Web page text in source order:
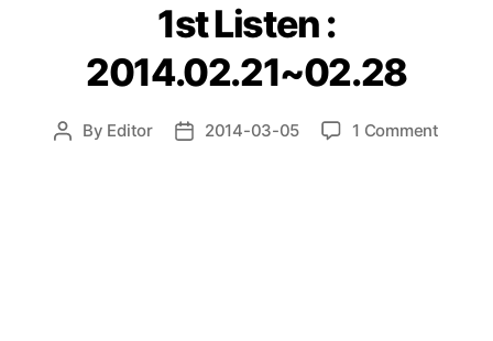
1st Listen :
2014.02.21~02.28
Post
By Editor
Post2014-03-05 1 Commenton